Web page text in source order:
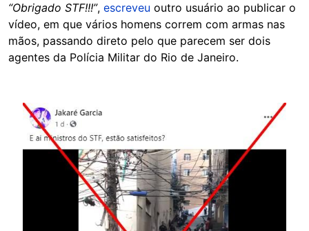
“Obrigado STF!!!”, escreveu outro usuário ao publicar o
vídeo, em que vários homens correm com armas nas
mãos, passando direto pelo que parecem ser dois
agentes da Polícia Militar do Rio de Janeiro.
Image